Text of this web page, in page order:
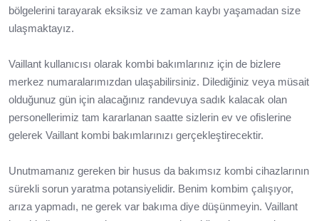
bölgelerini tarayarak eksiksiz ve zaman kaybı yaşamadan size
ulaşmaktayız.
Vaillant kullanıcısı olarak kombi bakımlarınız için de bizlere
merkez numaralarımızdan ulaşabilirsiniz. Dilediğiniz veya müsait
olduğunuz gün için alacağınız randevuya sadık kalacak olan
personellerimiz tam kararlanan saatte sizlerin ev ve ofislerine
gelerek Vaillant kombi bakımlarınızı gerçekleştirecektir.
Unutmamanız gereken bir husus da bakımsız kombi cihazlarının
sürekli sorun yaratma potansiyelidir. Benim kombim çalışıyor,
arıza yapmadı, ne gerek var bakıma diye düşünmeyin. Vaillant